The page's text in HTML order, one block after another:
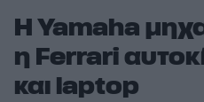
H Yamaha
η Ferrari
και laptop